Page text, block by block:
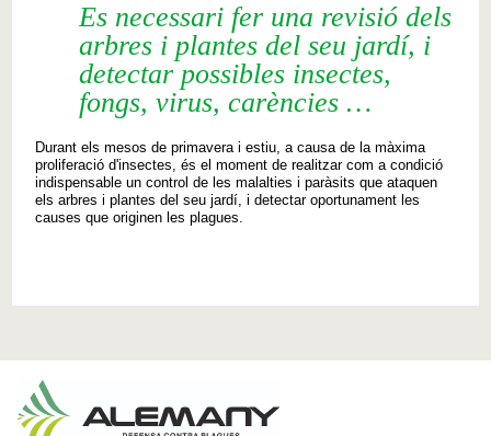
Es necessari fer una revisió dels
arbres i plantes del seu jardí, i
detectar possibles insectes,
fongs, virus, carències …
Durant els mesos de primavera i estiu, a causa de la màxima
proliferació d'insectes, és el moment de realitzar com a condició
indispensable un control de les malalties i paràsits que ataquen
els arbres i plantes del seu jardí, i detectar oportunament les
causes que originen les plagues.